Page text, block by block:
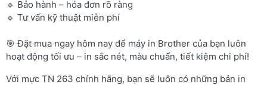
🔹 Bảo hành – hóa đơn rõ ràng
🔹 Tư vấn kỹ thuật miễn phí
🎯 Đặt mua ngay hôm nay để máy in Brother của bạn luôn
hoạt động tối ưu – in sắc nét, màu chuẩn, tiết kiệm chi phí!
Với mực TN 263 chính hãng, bạn sẽ luôn có những bản in